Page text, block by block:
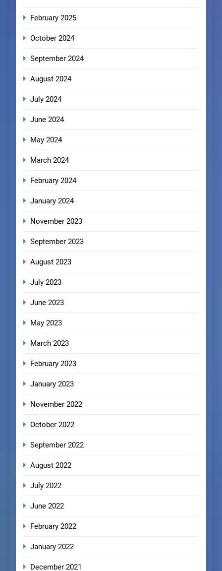
February 2025
October 2024
September 2024
August 2024
July 2024
June 2024
May 2024
March 2024
February 2024
January 2024
November 2023
September 2023
August 2023
July 2023
June 2023
May 2023
March 2023
February 2023
January 2023
November 2022
October 2022
September 2022
August 2022
July 2022
June 2022
February 2022
January 2022
December 2021